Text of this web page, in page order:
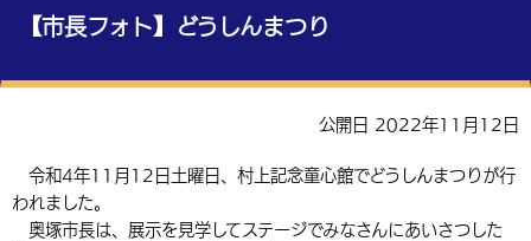
言語を選択
英語（English） 中国語（簡体字）
総合メニュー
保険・年金
福祉・介護 健康・予防
入札・契約 産業・雇用
農林水産業 税金
子育て・教育
施設情報 子どもを預ける
観光・移住
【市長フォト】どうしんまつり
公開日 2022年11月12日
令和4年11月12日土曜日、村上記念童心館でどうしんまつりが行
われました。
奥塚市長は、展示を見学してステージでみなさんにあいさつした